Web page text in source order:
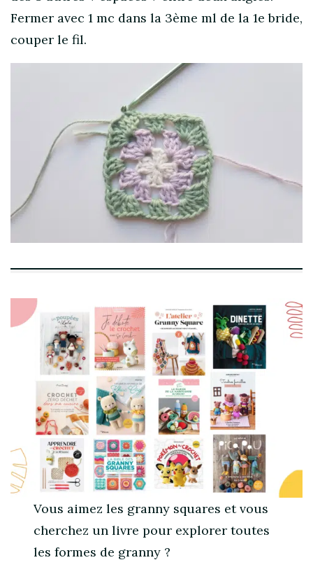
Fermer avec 1 mc dans la 3ème ml de la 1e bride,
couper le fil.
Vous aimez les granny squares et vous
cherchez un livre pour explorer toutes
les formes de granny ?